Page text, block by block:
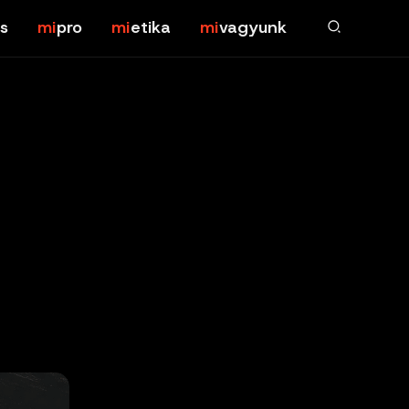
pro etika vagyunk